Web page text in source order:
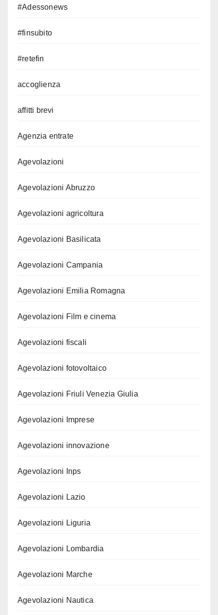
#Adessonews
#finsubito
#retefin
accoglienza
affitti brevi
Agenzia entrate
Agevolazioni
Agevolazioni Abruzzo
Agevolazioni agricoltura
Agevolazioni Basilicata
Agevolazioni Campania
Agevolazioni Emilia Romagna
Agevolazioni Film e cinema
Agevolazioni fiscali
Agevolazioni fotovoltaico
Agevolazioni Friuli Venezia Giulia
Agevolazioni Imprese
Agevolazioni innovazione
Agevolazioni Inps
Agevolazioni Lazio
Agevolazioni Liguria
Agevolazioni Lombardia
Agevolazioni Marche
Agevolazioni Nautica